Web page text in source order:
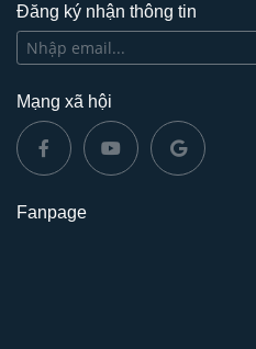
Đăng ký nhận thông tin
Mạng xã hội
Fanpage